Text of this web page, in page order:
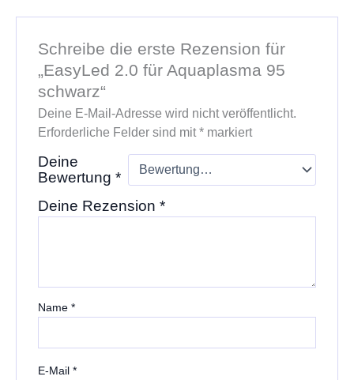
Schreibe die erste Rezension für
„EasyLed 2.0 für Aquaplasma 95
schwarz“
Deine E-Mail-Adresse wird nicht veröffentlicht.
Erforderliche Felder sind mit*markiert
Deine
Bewertung *
Deine Rezension *
Name *
E-Mail *